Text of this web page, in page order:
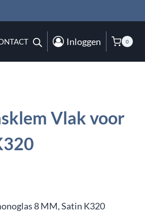
Inloggen 0
Vlak voor
8 MM, Satin K320